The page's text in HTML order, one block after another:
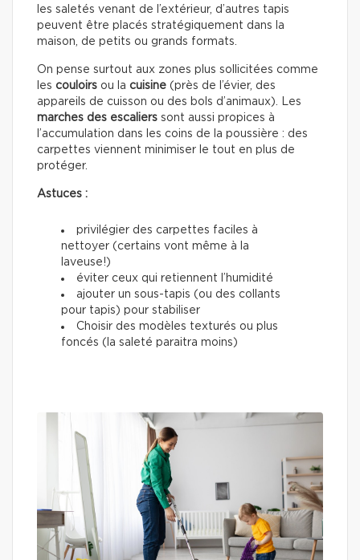
les saletés venant de l’extérieur, d’autres tapis
peuvent être placés stratégiquement dans la
maison, de petits ou grands formats.
On pense surtout aux zones plus sollicitées comme
les couloirs ou la cuisine (près de l’évier, des
appareils de cuisson ou des bols d’animaux). Les
marches des escaliers sont aussi propices à
l’accumulation dans les coins de la poussière : des
carpettes viennent minimiser le tout en plus de
protéger.
Astuces :
privilégier des carpettes faciles à
nettoyer (certains vont même à la
laveuse!)
éviter ceux qui retiennent l’humidité
ajouter un sous-tapis (ou des collants
pour tapis) pour stabiliser
Choisir des modèles texturés ou plus
foncés (la saleté paraitra moins)